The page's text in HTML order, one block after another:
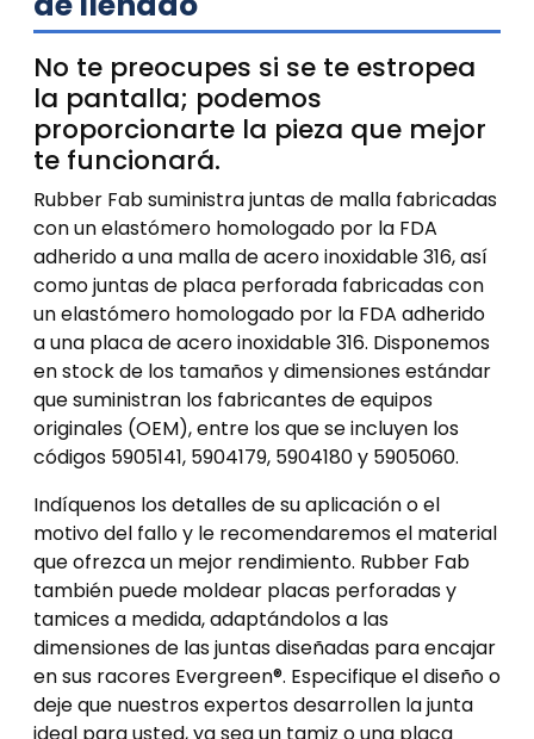
No te preocupes si se te estropea
la pantalla; podemos
proporcionarte la pieza que mejor
te funcionará.
Rubber Fab suministra juntas de malla fabricadas
con un elastómero homologado por la FDA
adherido a una malla de acero inoxidable 316, así
como juntas de placa perforada fabricadas con
un elastómero homologado por la FDA adherido
a una placa de acero inoxidable 316. Disponemos
en stock de los tamaños y dimensiones estándar
que suministran los fabricantes de equipos
originales (OEM), entre los que se incluyen los
códigos 5905141, 5904179, 5904180 y 5905060.
Indíquenos los detalles de su aplicación o el
motivo del fallo y le recomendaremos el material
que ofrezca un mejor rendimiento. Rubber Fab
también puede moldear placas perforadas y
tamices a medida, adaptándolos a las
dimensiones de las juntas diseñadas para encajar
en sus racores Evergreen®. Especifique el diseño o
deje que nuestros expertos desarrollen la junta